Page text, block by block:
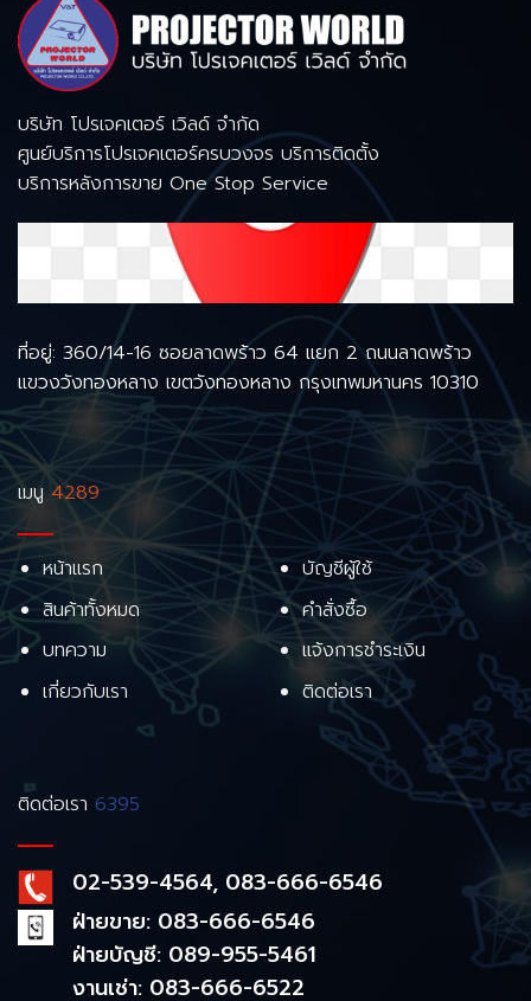
บริษัท โปรเจคเตอร์ เวิลด์ จำกัด
ศูนย์บริการโปรเจคเตอร์ครบวงจร บริการติดตั้ง
บริการหลังการขาย One Stop Service
ที่อยู่: 360/14-16 ซอยลาดพร้าว 64 แยก 2 ถนนลาดพร้าว
แขวงวังทองหลาง เขตวังทองหลาง กรุงเทพมหานคร 10310
เมนู4289
หน้าแรก
สินค้าทั้งหมด
บทความ
เกี่ยวกับเรา
บัญชีผู้ใช้
คำสั่งซื้อ
แจ้งการชำระเงิน
ติดต่อเรา
ติดต่อเรา 6395
02-539-4564, 083-666-6546
ฝ่ายขาย: 083-666-6546
ฝ่ายบัญชี: 089-955-5461
งานเช่า: 083-666-6522